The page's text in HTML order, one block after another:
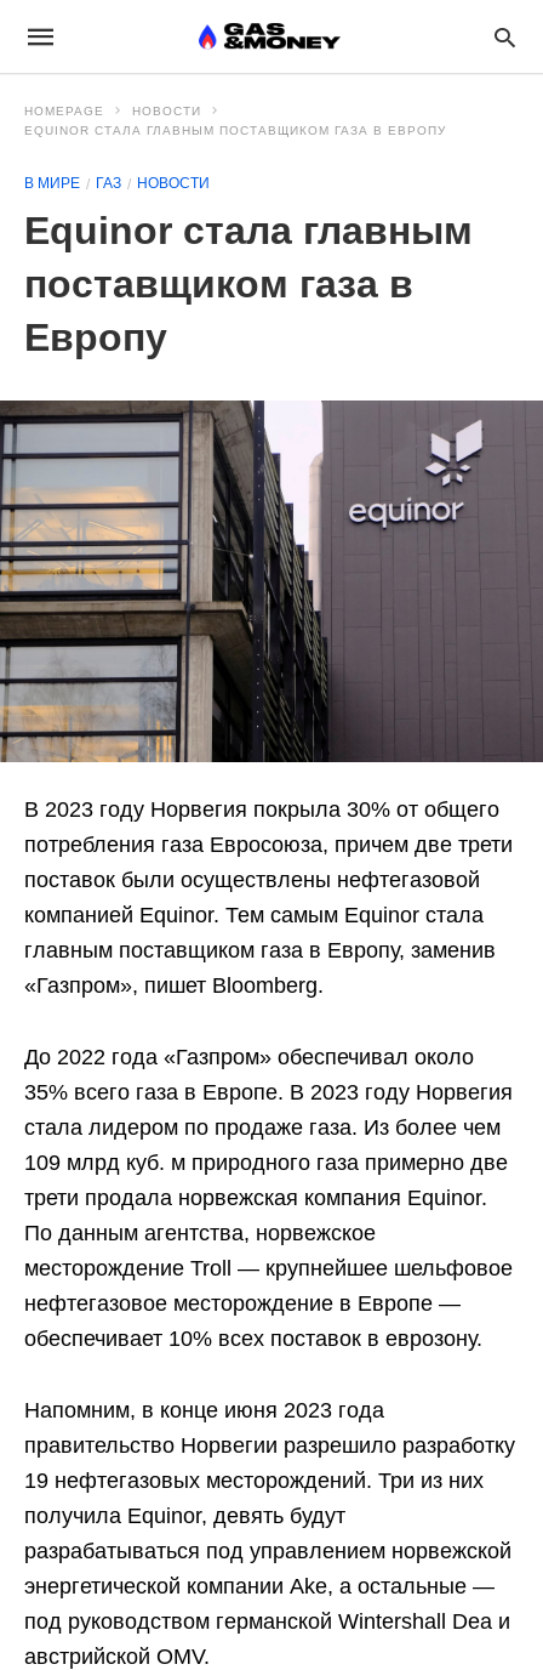
HOMEPAGE
НОВОСТИ
EQUINOR СТАЛА ГЛАВНЫМ ПОСТАВЩИКОМ ГАЗА В ЕВРОПУ
В МИРЕ ГАЗ НОВОСТИ
Equinor стала главным
поставщиком газа в
Европу
В 2023 году Норвегия покрыла 30% от общего
потребления газа Евросоюза, причем две трети
поставок были осуществлены нефтегазовой
компанией Equinor. Тем самым Equinor стала
главным поставщиком газа в Европу, заменив
«Газпром», пишет Bloomberg.
До 2022 года «Газпром» обеспечивал около
35% всего газа в Европе. В 2023 году Норвегия
стала лидером по продаже газа. Из более чем
109 млрд куб. м природного газа примерно две
трети продала норвежская компания Equinor.
По данным агентства, норвежское
месторождение Troll — крупнейшее шельфовое
нефтегазовое месторождение в Европе —
обеспечивает 10% всех поставок в еврозону.
Напомним, в конце июня 2023 года
правительство Норвегии разрешило разработку
19 нефтегазовых месторождений. Три из них
получила Equinor, девять будут
разрабатываться под управлением норвежской
энергетической компании Ake, а остальные —
под руководством германской Wintershall Dea и
австрийской OMV.